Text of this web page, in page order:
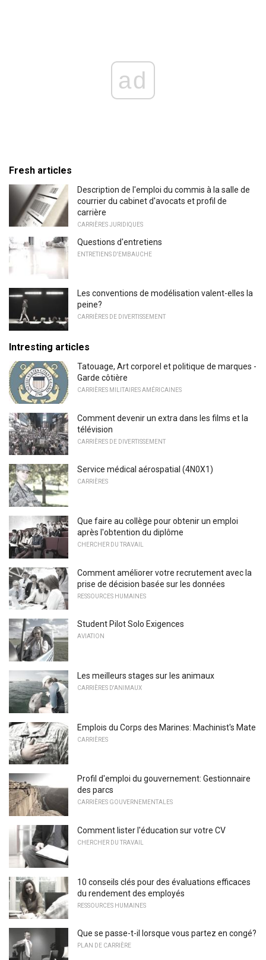
ad
Fresh articles
Description de l'emploi du commis à la salle de
courrier du cabinet d'avocats et profil de
carrière
CARRIÈRES JURIDIQUES
Questions d'entretiens
ENTRETIENS D'EMBAUCHE
Les conventions de modélisation valent-elles la
peine?
CARRIÈRES DE DIVERTISSEMENT
Intresting articles
Tatouage, Art corporel et politique de marques -
Garde côtière
CARRIÈRES MILITAIRES AMÉRICAINES
Comment devenir un extra dans les films et la
télévision
CARRIÈRES DE DIVERTISSEMENT
Service médical aérospatial (4N0X1)
CARRIÈRES
Que faire au collège pour obtenir un emploi
après l'obtention du diplôme
CHERCHER DU TRAVAIL
Comment améliorer votre recrutement avec la
prise de décision basée sur les données
RESSOURCES HUMAINES
Student Pilot Solo Exigences
AVIATION
Les meilleurs stages sur les animaux
CARRIÈRES D'ANIMAUX
Emplois du Corps des Marines: Machinist's Mate
CARRIÈRES
Profil d'emploi du gouvernement: Gestionnaire
des parcs
CARRIÈRES GOUVERNEMENTALES
Comment lister l'éducation sur votre CV
CHERCHER DU TRAVAIL
10 conseils clés pour des évaluations efficaces
du rendement des employés
RESSOURCES HUMAINES
Que se passe-t-il lorsque vous partez en congé?
PLAN DE CARRIÈRE